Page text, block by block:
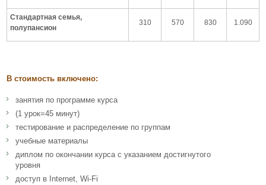
Стандартная семья,
полупансион
310 570 830 1.090
В стоимость включено:
занятия по программе курса
(1 урок=45 минут)
тестирование и распределение по группам
учебные материалы
диплом по окончании курса с указанием достигнутого
уровня
доступ в Internet, Wi-Fi